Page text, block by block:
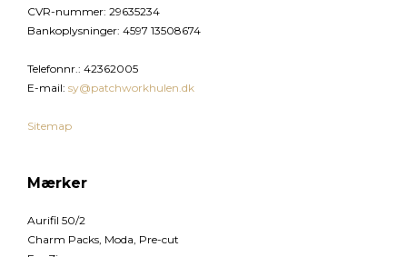
CVR-nummer: 29635234
Bankoplysninger: 4597 13508674
Telefonnr. : 42362005
E-mail: sy@patchworkhulen.dk
Sitemap
Mærker
Aurifil 50/2
Charm Packs, Moda, Pre-cut